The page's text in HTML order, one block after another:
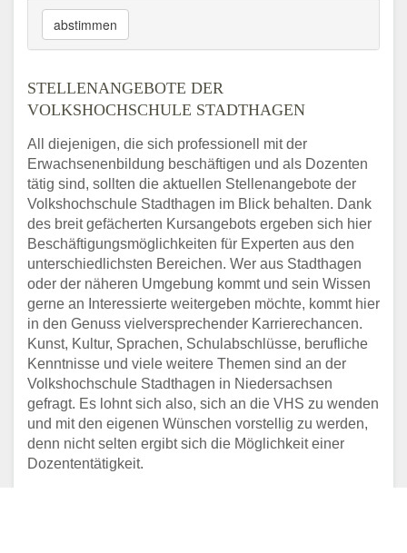
abstimmen
STELLENANGEBOTE DER
VOLKSHOCHSCHULE STADTHAGEN
All diejenigen, die sich professionell mit der
Erwachsenenbildung beschäftigen und als Dozenten
tätig sind, sollten die aktuellen Stellenangebote der
Volkshochschule Stadthagen im Blick behalten. Dank
des breit gefächerten Kursangebots ergeben sich hier
Beschäftigungsmöglichkeiten für Experten aus den
unterschiedlichsten Bereichen. Wer aus Stadthagen
oder der näheren Umgebung kommt und sein Wissen
gerne an Interessierte weitergeben möchte, kommt hier
in den Genuss vielversprechender Karrierechancen.
Kunst, Kultur, Sprachen, Schulabschlüsse, berufliche
Kenntnisse und viele weitere Themen sind an der
Volkshochschule Stadthagen in Niedersachsen
gefragt. Es lohnt sich also, sich an die VHS zu wenden
und mit den eigenen Wünschen vorstellig zu werden,
denn nicht selten ergibt sich die Möglichkeit einer
Dozententätigkeit.